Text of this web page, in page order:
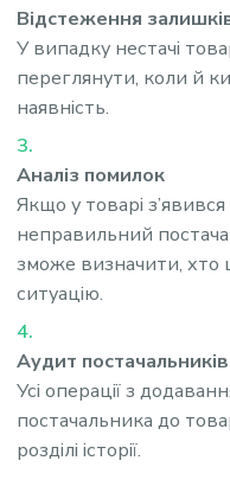
Відстеження
У випадку нестачі
переглянути, коли й
наявність.
Аналіз помилок
Якщо у товарі
неправильний
зможе визначити, хто
ситуацію.
Аудит постачальників
Усі операції з
постачальника до
розділі історії.